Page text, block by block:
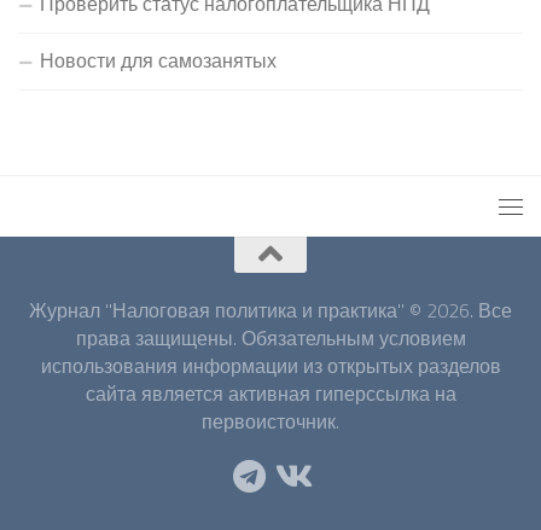
Новости для самозанятых
Журнал "Налоговая политика и практика" © 2026. Все
права защищены. Обязательным условием
использования информации из открытых разделов
сайта является активная гиперссылка на
первоисточник.